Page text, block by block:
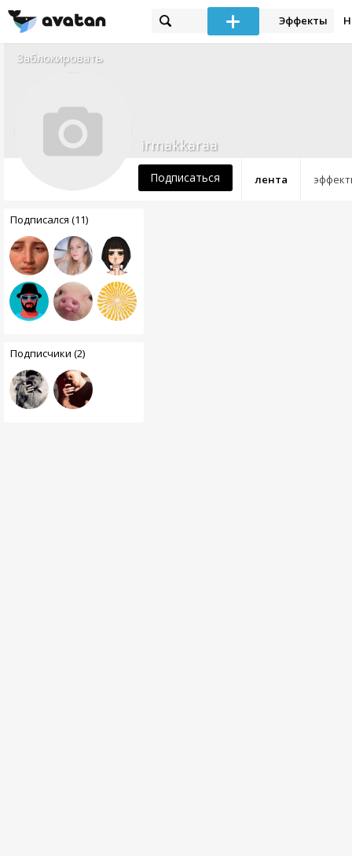
Эффекты
Заблокировать
лента
irmakkaraa
Подписаться
Подписался (11)
Подписчики (2)